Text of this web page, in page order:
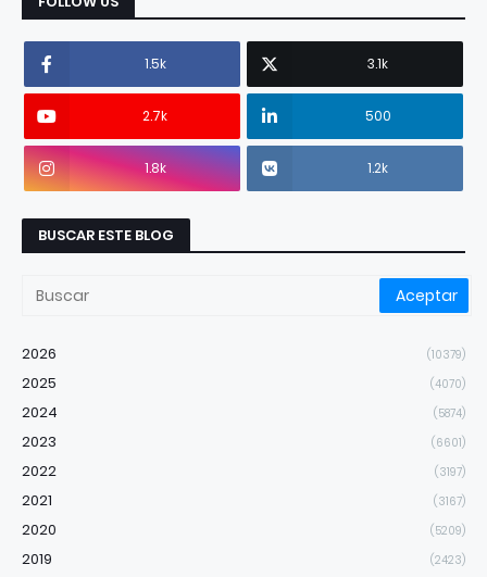
1.5k 3.1k
2.7k 500
1.8k 1.2k
BUSCAR ESTE BLOG
2026 (10379)
2025 (4070)
2024 (5874)
2023 (6601)
2022 (3197)
2021 (3167)
2020 (5209)
2019 (2423)